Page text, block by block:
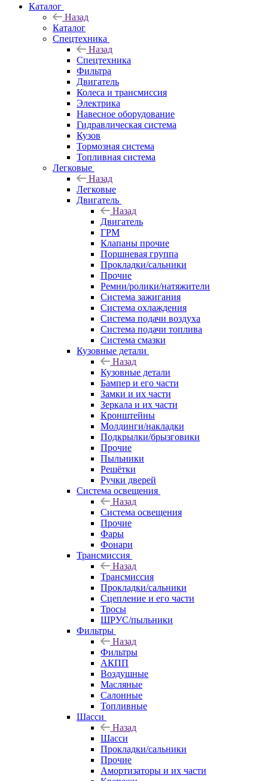
Каталог
Назад
Каталог
Спецтехника
Назад
Спецтехника
Фильтра
Двигатель
Колеса и трансмиссия
Электрика
Навесное оборудование
Гидравлическая система
Кузов
Тормозная система
Топливная система
Легковые
Назад
Легковые
Двигатель
Назад
Двигатель
ГРМ
Клапаны прочие
Поршневая группа
Прокладки/сальники
Прочие
Ремни/ролики/натяжители
Система зажигания
Система охлаждения
Система подачи воздуха
Система подачи топлива
Система смазки
Кузовные детали
Назад
Кузовные детали
Бампер и его части
Замки и их части
Зеркала и их части
Кронштейны
Молдинги/накладки
Подкрылки/брызговики
Прочие
Пыльники
Решётки
Ручки дверей
Система освещения
Назад
Система освещения
Прочие
Фары
Фонари
Трансмиссия
Назад
Трансмиссия
Прокладки/сальники
Сцепление и его части
Тросы
ШРУС/пыльники
Фильтры
Назад
Фильтры
АКПП
Воздушные
Масляные
Салонные
Топливные
Шасси
Назад
Шасси
Прокладки/сальники
Прочие
Амортизаторы и их части